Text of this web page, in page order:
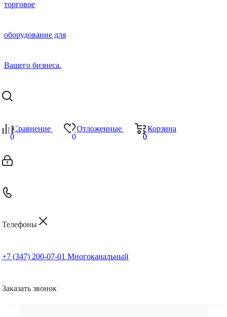
Сравнение
0
Отложенные
0
Корзина
0
0
Телефоны
+7 (347) 200-07-01 Многоканальный
Заказать звонок